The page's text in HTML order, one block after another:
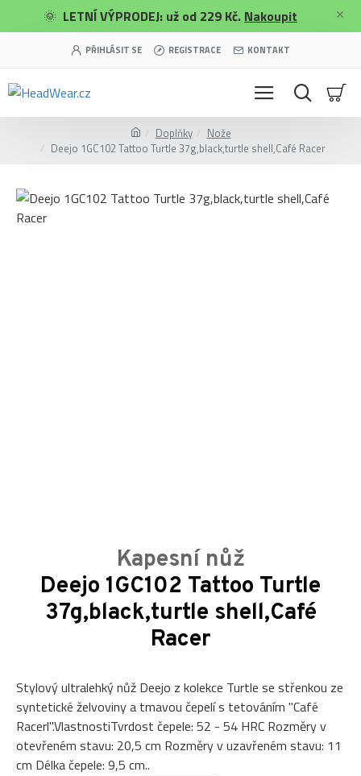
🌞 LETNÍ VÝPRODEJ: už od 229 Kč. Nakoupit
PŘIHLÁSIT SE REGISTRACE KONTAKT
Doplňky
Nože
Deejo 1GC102 Tattoo Turtle 37g,black,turtle shell,Café Racer
Kapesní nůž
Deejo 1GC102 Tattoo Turtle
37g,black,turtle shell,Café
Racer
Stylový ultralehký nůž Deejo z kolekce Turtle se střenkou ze
syntetické želvoviny a tmavou čepelí s tetováním "Café
Racerl".VlastnostiTvrdost čepele: 52 - 54 HRC Rozměry v
otevřeném stavu: 20,5 cm Rozměry v uzavřeném stavu: 11
cm Délka čepele: 9,5 cm..